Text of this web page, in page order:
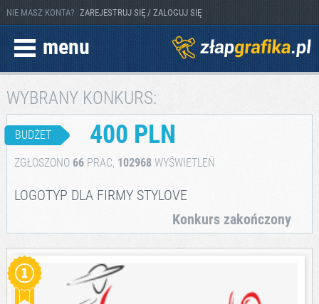
NIE MASZ KONTA? ZAREJESTRUJ SIĘ / ZALOGUJ SIĘ
menu
WYBRANY KONKURS:
BUDŻET 400 PLN
ZGŁOSZONO 66PRAC, 102968WYŚWIETLEŃ
LOGOTYP DLA FIRMY STYLOVE
Konkurs zakończony